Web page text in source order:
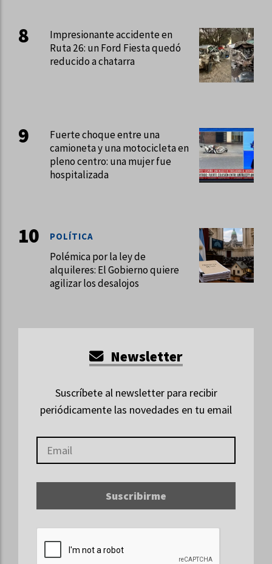
Impresionante accidente en
Ruta 26: un Ford Fiesta quedó
reducido a chatarra
Fuerte choque entre una
camioneta y una motocicleta en
pleno centro: una mujer fue
hospitalizada
Polémica por la ley de
alquileres: El Gobierno quiere
agilizar los desalojos
POLÍTICA
Newsletter
Suscríbete al newsletter para recibir
periódicamente las novedades en tu email
Suscribirme